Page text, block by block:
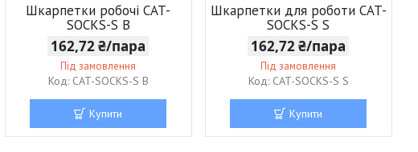
Шкарпетки робочі CAT-
SOCKS-S B
162,72 ₴/пара
Під замовлення
CAT-SOCKS-S B
Купити
Шкарпетки для роботи CAT-
SOCKS-S S
162,72 ₴/пара
Під замовлення
CAT-SOCKS-S S
Купити